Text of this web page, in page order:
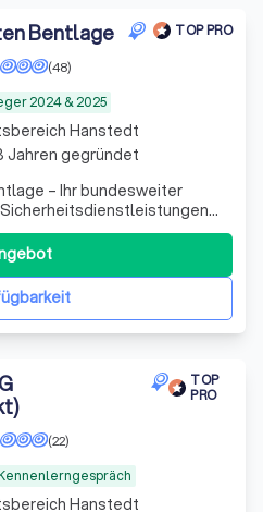
Bentlage TOP PRO
2024 & 2025
(48)
– Ihr bundesweiter
steht seit über 20 Jahren
und hochwertige
Industrie, Logistik,
Auft
Hanstedt
Jahren gegründet
TOP
PRO
(22)
Hanstedt